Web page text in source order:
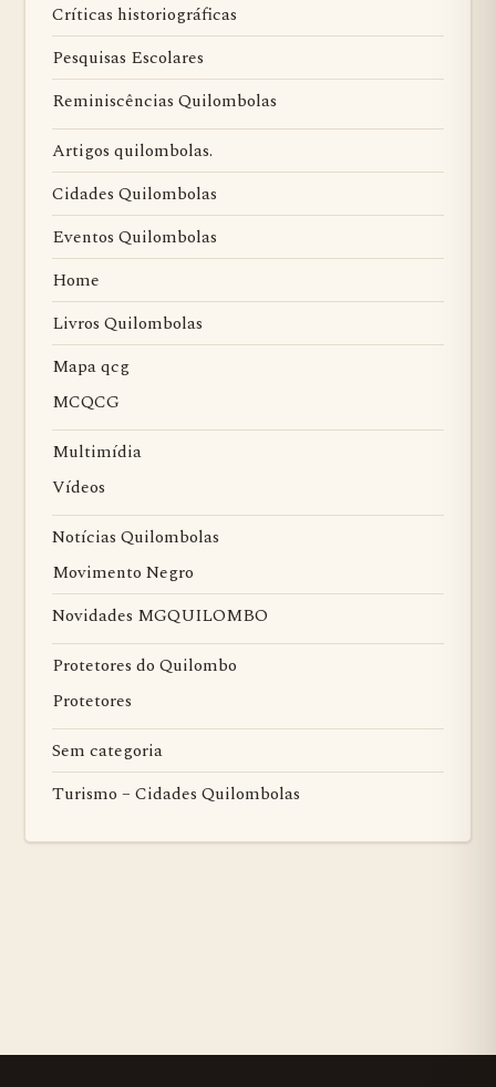
Críticas historiográficas
Pesquisas Escolares
Reminiscências Quilombolas
Artigos quilombolas.
Cidades Quilombolas
Eventos Quilombolas
Home
Livros Quilombolas
Mapa qcg
MCQCG
Multimídia
Vídeos
Notícias Quilombolas
Movimento Negro
Novidades MGQUILOMBO
Protetores do Quilombo
Protetores
Sem categoria
Turismo – Cidades Quilombolas